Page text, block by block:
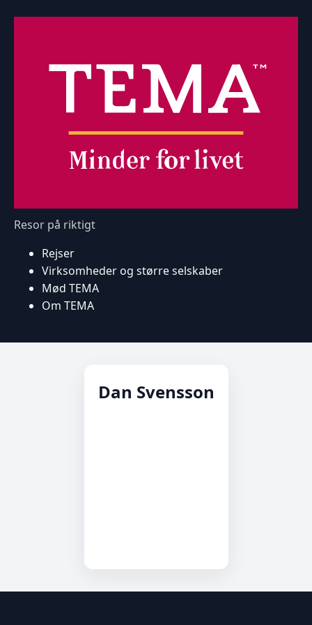
Resor på riktigt
Rejser
Virksomheder og større selskaber
Mød TEMA
Om TEMA
Dan Svensson